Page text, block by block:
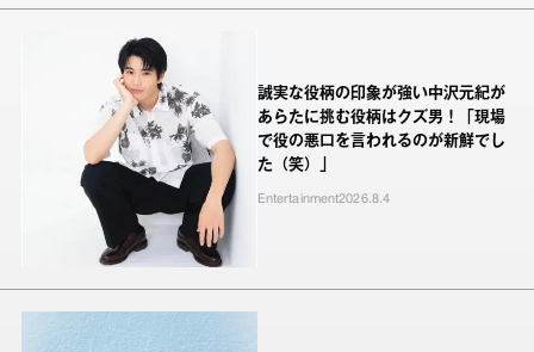
誠実な役柄の印象が強い中沢元紀が
あらたに挑む役柄はクズ男！「現場
で役の悪口を言われるのが新鮮でし
た（笑）」
Entertainment2026.8.4